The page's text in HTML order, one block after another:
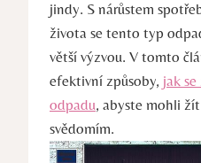
jindy. S nárůstem
života se tento typ
větší výzvou. V tomto
efektivní způsoby, jak
odpadu, abyste mohli
svědomím.